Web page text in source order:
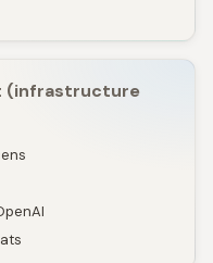
(infrastructure